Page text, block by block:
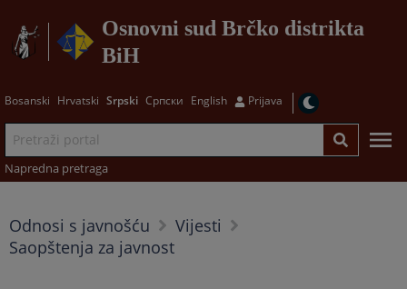
Osnovni sud Brčko distrikta
BiH
Bosanski Hrvatski Srpski Српски English Prijava
Napredna pretraga
Odnosi s javnošću
Vijesti
Saopštenja za javnost